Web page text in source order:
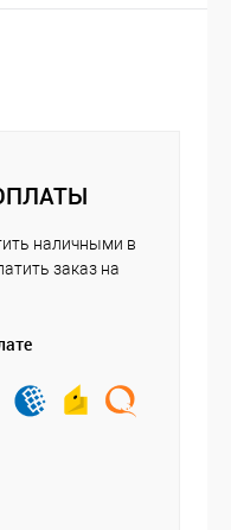
наличными в
заказ на